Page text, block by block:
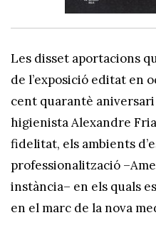
Les disset aportacions
de l’exposició editat en
cent quarantè
higienista Alexandre
fidelitat, els ambients
professionalització
instància– en els quals
en el marc de la nova